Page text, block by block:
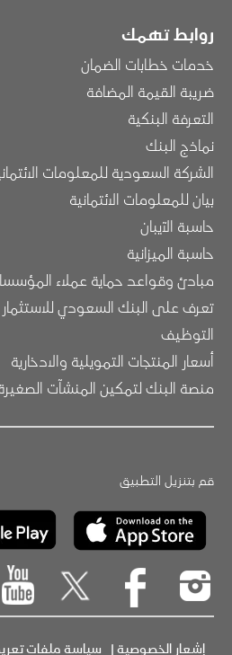
روابط تهمك
خدمات خطابات الضمان
ضريبة القيمة المضافة
التعرفة البنكية
نماذج البنك
الشركة السعودية للمعلومات
بيان للمعلومات الائتمانية
حاسبة الآيبان
حاسبة الميزانية
مبادئ وقواعد حماية عملاء
تعرف على البنك السعودي للاستثمار
التوظيف
أسعار المنتجات التمويلية والادخارية
منصة البنك لتمكين المنشآت
قم بتنزيل التطبيق
إشعار الخصوصية| سياسة ملفات